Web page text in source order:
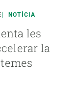
NOTÍCIA
les
la